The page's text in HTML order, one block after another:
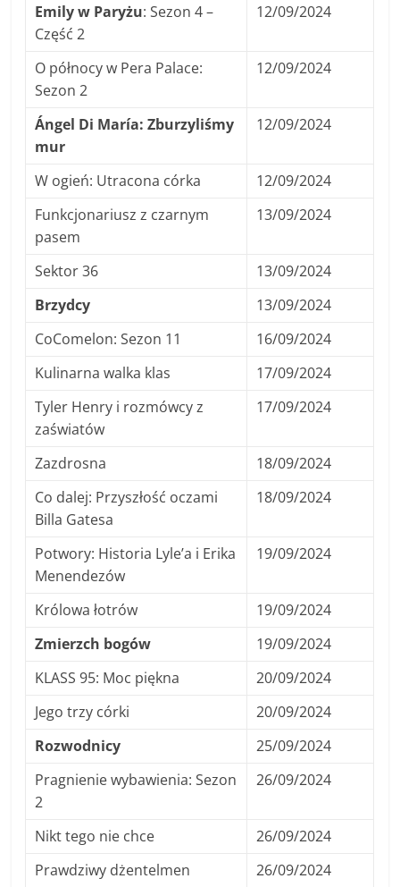
Emily w Paryżu: Sezon 4 –
Część 2
12/09/2024
O północy w Pera Palace:
Sezon 2
12/09/2024
Ángel Di María: Zburzyliśmy
mur
12/09/2024
W ogień: Utracona córka
12/09/2024
Funkcjonariusz z czarnym
pasem
13/09/2024
Sektor 36
13/09/2024
Brzydcy
13/09/2024
CoComelon: Sezon 11
16/09/2024
Kulinarna walka klas
17/09/2024
Tyler Henry i rozmówcy z
zaświatów
17/09/2024
Zazdrosna
18/09/2024
Co dalej: Przyszłość oczami
Billa Gatesa
18/09/2024
Potwory: Historia Lyle’a i Erika
Menendezów
19/09/2024
Królowa łotrów
19/09/2024
Zmierzch bogów
19/09/2024
KLASS 95: Moc piękna
20/09/2024
Jego trzy córki
20/09/2024
Rozwodnicy
25/09/2024
Pragnienie wybawienia: Sezon
2
26/09/2024
Nikt tego nie chce
26/09/2024
Prawdziwy dżentelmen
26/09/2024